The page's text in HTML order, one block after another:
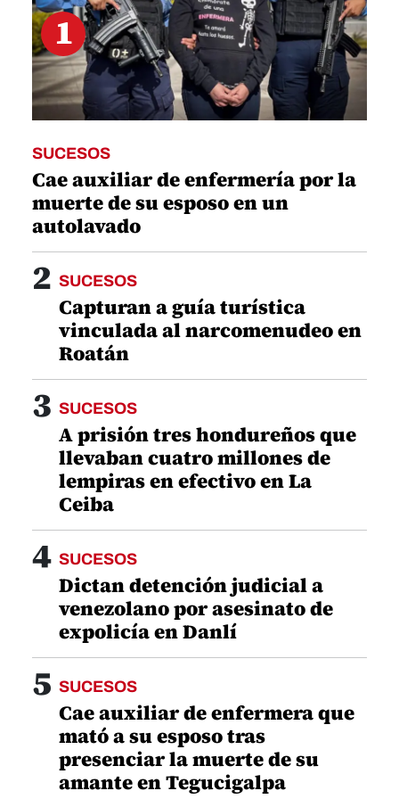
1
SUCESOS
Cae auxiliar de enfermería por la
muerte de su esposo en un
autolavado
2 SUCESOS
Capturan a guía turística
vinculada al narcomenudeo en
Roatán
3 SUCESOS
A prisión tres hondureños que
llevaban cuatro millones de
lempiras en efectivo en La
Ceiba
4 SUCESOS
Dictan detención judicial a
venezolano por asesinato de
expolicía en Danlí
5 SUCESOS
Cae auxiliar de enfermera que
mató a su esposo tras
presenciar la muerte de su
amante en Tegucigalpa